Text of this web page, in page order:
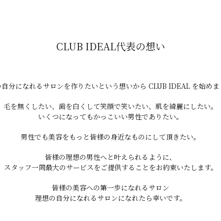
CLUB IDEAL代表の想い
分になれるサロンを作りたいという想いから CLUB IDEAL を始め
毛を無くしたい、歯を白くして笑顔で笑いたい、肌を綺麗にしたい。
いくつになってもかっこいい男性でありたい。
男性でも美容をもっと皆様の身近なものにして頂きたい。
皆様の理想の男性へと叶えられるように、
スタッフ一同最大のサービスをご提供することをお約束いたします。
皆様の美容への第一歩になれるサロン
理想の自分になれるサロンになれたら幸いです。